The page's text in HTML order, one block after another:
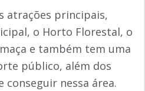
atrações principais,
o Horto Florestal, o
e também tem uma
público, além dos
conseguir nessa área.